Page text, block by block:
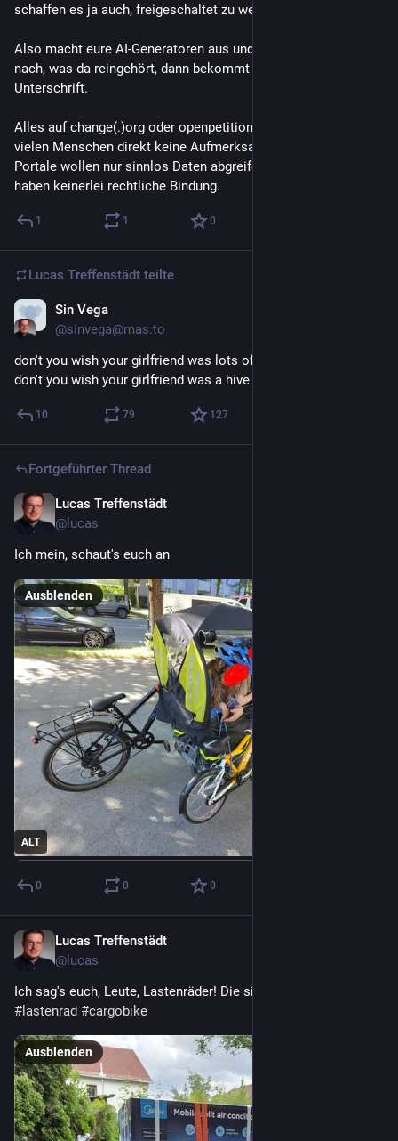
schaffen es ja auch, freigeschaltet zu werden.
Also macht eure AI-Generatoren aus und denkt kurz darüber
nach, was da reingehört, dann bekommt ihr auch meine
Unterschrift.
Alles auf change(.)org oder openpetition, etc. bekommt von
vielen Menschen direkt keine Aufmerksamkeit mehr. Diese
Portale wollen nur sinnlos Daten abgreifen und die Petitionen
haben keinerlei rechtliche Bindung.
1 1 0
Lucas Treffenstädt teilte
Sin Vega
@sinvega@mas.to
don't you wish your girlfriend was lots of bees
don't you wish your girlfriend was a hive of bees
10 79 127
Fortgeführter Thread
Lucas Treffenstädt
@lucas
Ich mein, schaut's euch an
ALT
Ausblenden
0 0 0
Lucas Treffenstädt
@lucas
# lastenrad #cargobike
Ausblenden